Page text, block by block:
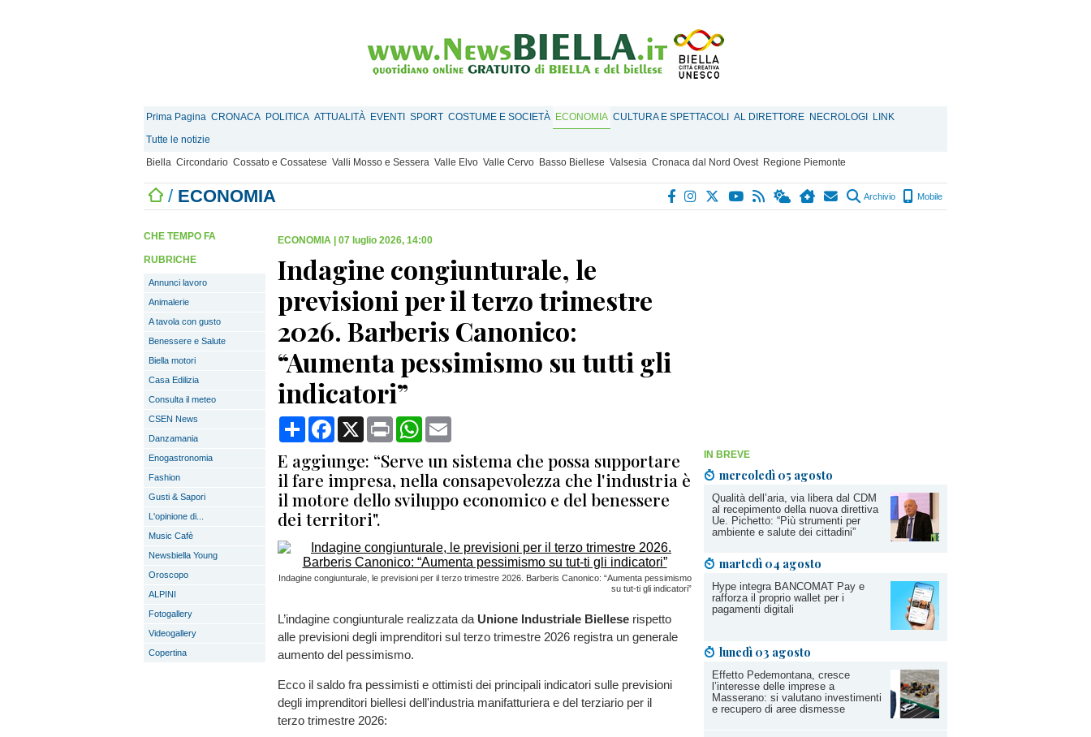
Prima Pagina CRONACA POLITICA ATTUALITÀ EVENTI SPORT COSTUME E SOCIETÀ ECONOMIA CULTURA E SPETTACOLI AL DIRETTORE NECROLOGI
LINK
Tutte le notizie
Biella Circondario Cossato e Cossatese Valli Mosso e Sessera Valle Elvo Valle Cervo Basso Biellese Valsesia Cronaca dal Nord Ovest Regione Piemonte
/ ECONOMIA Archivio Mobile
IN BREVE
mercoledì 05 agosto
Qualità dell’aria, via libera dal CDM
al recepimento della nuova direttiva
Ue. Pichetto: “Più strumenti per
ambiente e salute dei cittadini”
martedì 04 agosto
Hype integra BANCOMAT Pay e
rafforza il proprio wallet per i
pagamenti digitali
lunedì 03 agosto
Effetto Pedemontana, cresce
l’interesse delle imprese a
Masserano: si valutano investimenti
e recupero di aree dismesse
CHE TEMPO FA
RUBRICHE
Annunci lavoro
Animalerie
A tavola con gusto
Benessere e Salute
Biella motori
Casa Edilizia
Consulta il meteo
CSEN News
Danzamania
Enogastronomia
Fashion
Gusti & Sapori
L'opinione di...
Music Cafè
Newsbiella Young
Oroscopo
ALPINI
Fotogallery
Videogallery
Copertina
ECONOMIA 07 luglio 2026, 14:00
Indagine congiunturale, le
previsioni per il terzo trimestre
2026. Barberis Canonico:
“Aumenta pessimismo su tutti gli
indicatori”
CondividiFacebook
X Print WhatsApp
E aggiunge: “Serve un sistema che possa supportare
il fare impresa, nella consapevolezza che l'industria è
il motore dello sviluppo economico e del benessere
dei territori".
Indagine congiunturale, le previsioni per il terzo trimestre 2026. Barberis Canonico: “Aumenta pessimismo
su tut-ti gli indicatori”
L’indagine congiunturale realizzata da Unione Industriale Biellese rispetto
alle previsioni degli imprenditori sul terzo trimestre 2026 registra un generale
aumento del pessimismo.
Ecco il saldo fra pessimisti e ottimisti dei principali indicatori sulle previsioni
degli imprenditori biellesi dell'industria manifatturiera e del terziario per il
terzo trimestre 2026: